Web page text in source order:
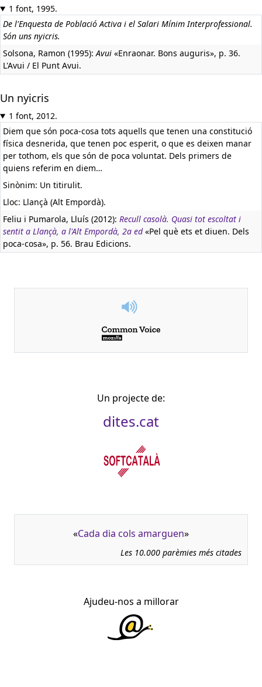
1 font, 1995.
De l'Enquesta de Població Activa i el Salari Mínim Interprofessional.
Són uns nyicris.
Solsona, Ramon (1995):Avui «Enraonar. Bons auguris», p. 36.
L'Avui / El Punt Avui.
Un nyicris
1 font, 2012.
Diem que són poca-cosa tots aquells que tenen una constitució
física desnerida, que tenen poc esperit, o que es deixen manar
per tothom, els que són de poca voluntat. Dels primers de
quiens referim en diem…
Sinònim: Un titirulit.
Lloc: Llançà (Alt Empordà).
Feliu i Pumarola, Lluís (2012): Recull casolà. Quasi tot escoltat i
sentit a Llançà, a l'Alt Empordà, 2a ed«Pel què ets et diuen. Dels
poca-cosa», p. 56. Brau Edicions.
Un projecte de:
dites.cat
«Cada dia cols amarguen»
Les 10.000 parèmies més citades
Ajudeu-nos a millorar